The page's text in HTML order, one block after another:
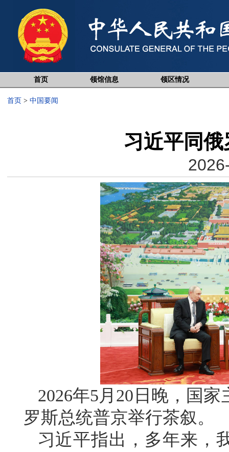
首页 领馆信息 领区情况
首页 > 中国要闻
习近平同
2026年5月20日晚，国
罗斯总统普京举行茶叙。
习近平指出，多年来，